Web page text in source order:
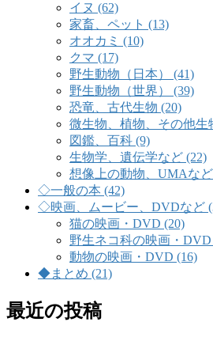
イヌ (62)
家畜、ペット (13)
オオカミ (10)
クマ (17)
野生動物（日本） (41)
野生動物（世界） (39)
恐竜、古代生物 (20)
微生物、植物、その他生
図鑑、百科 (9)
生物学、遺伝学など (22)
想像上の動物、UMAな
◇一般の本 (42)
◇映画、ムービー、DVDなど
猫の映画・DVD (20)
野生ネコ科の映画・DVD
動物の映画・DVD (16)
◆まとめ (21)
最近の投稿